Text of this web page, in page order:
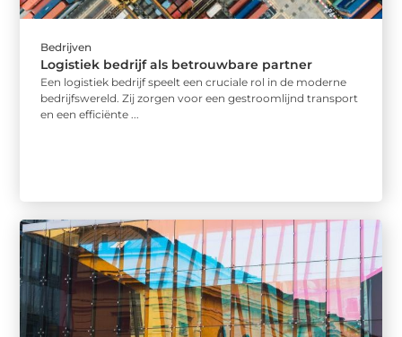
Bedrijven
Logistiek bedrijf als betrouwbare partner
Een logistiek bedrijf speelt een cruciale rol in de moderne
bedrijfswereld. Zij zorgen voor een gestroomlijnd transport
en een efficiënte ...